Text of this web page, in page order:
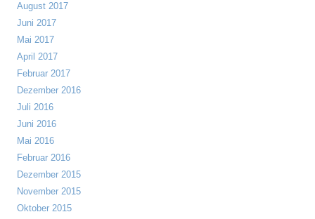
August 2017
Juni 2017
Mai 2017
April 2017
Februar 2017
Dezember 2016
Juli 2016
Juni 2016
Mai 2016
Februar 2016
Dezember 2015
November 2015
Oktober 2015